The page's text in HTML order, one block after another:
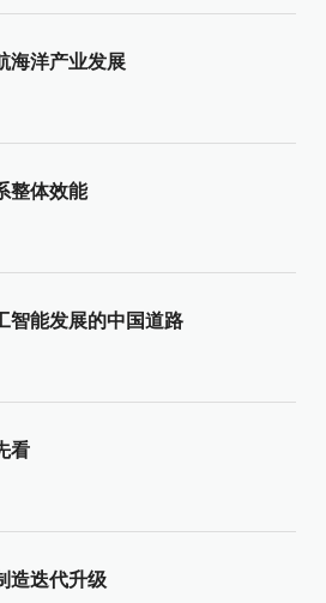
海洋产业发展
整体效能
智能发展的中国道路
看
造迭代升级